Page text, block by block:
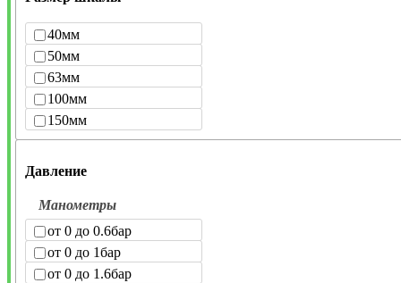
40мм
50мм
63мм
100мм
150мм
Давление
Манометры
от 0 до 0.6бар
от 0 до 1бар
от 0 до 1.6бар